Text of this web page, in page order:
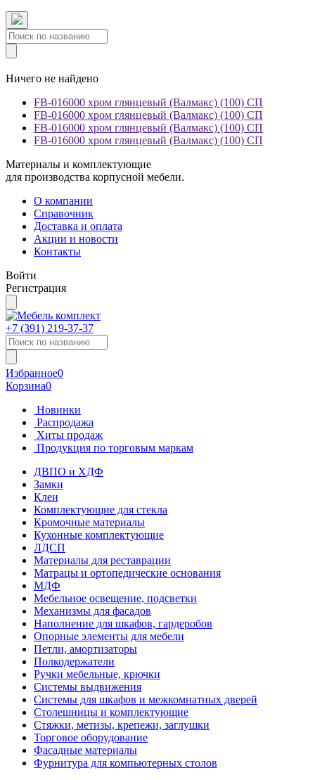
Ничего не найдено
FB-016000 хром глянцевый (Валмакс) (100) СП
FB-016000 хром глянцевый (Валмакс) (100) СП
FB-016000 хром глянцевый (Валмакс) (100) СП
FB-016000 хром глянцевый (Валмакс) (100) СП
Материалы и комплектующие
для производства корпусной мебели.
О компании
Справочник
Доставка и оплата
Акции и новости
Контакты
Войти
Регистрация
+7 (391) 219-37-37
Избранное0
Корзина0
Новинки
Распродажа
Хиты продаж
Продукция по торговым маркам
ДВПО и ХДФ
Замки
Клеи
Комплектующие для стекла
Кромочные материалы
Кухонные комплектующие
ЛДСП
Материалы для реставрации
Матрацы и ортопедические основания
МДФ
Мебельное освещение, подсветки
Механизмы для фасадов
Наполнение для шкафов, гардеробов
Опорные элементы для мебели
Петли, амортизаторы
Полкодержатели
Ручки мебельные, крючки
Системы выдвижения
Системы для шкафов и межкомнатных дверей
Столешницы и комплектующие
Стяжки, метизы, крепежи, заглушки
Торговое оборудование
Фасадные материалы
Фурнитура для компьютерных столов